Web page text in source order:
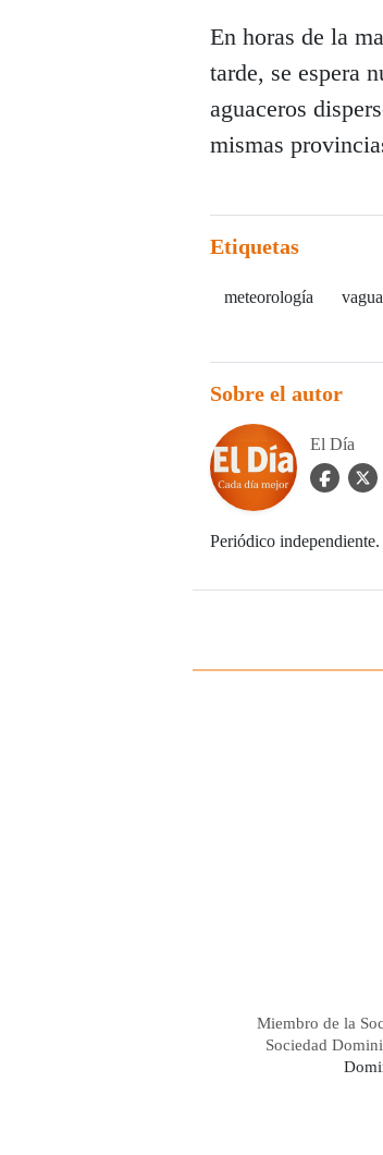
En horas de la
tarde, se espera
aguaceros
mismas
Etiquetas
meteorología
Sobre el autor
El Día
facebook
Periódico independiente.
Miembro de la
Sociedad